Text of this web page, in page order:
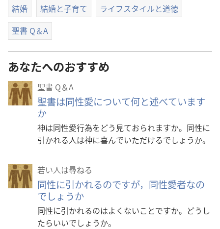
結婚 結婚と子育て
ライフスタイルと道徳
聖書 Q＆A
あなたへのおすすめ
聖書 Q＆A
聖書は同性愛について何と述べています
か
神は同性愛行為をどう見ておられますか。同性に
引かれる人は神に喜んでいただけるでしょうか。
若い人は尋ねる
同性に引かれるのですが，同性愛者なの
でしょうか
同性に引かれるのはよくないことですか。どうし
たらいいでしょうか。